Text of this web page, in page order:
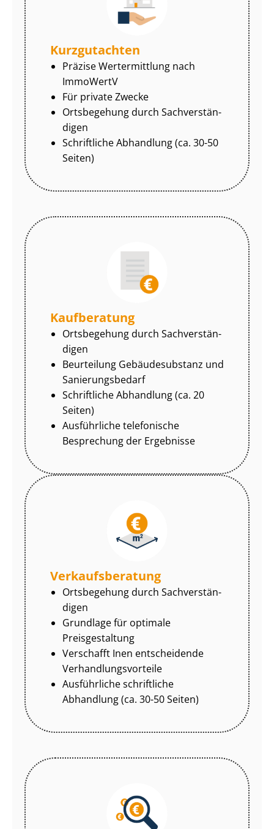
Kurzgutachten
Präzise Wertermittlung nach
ImmoWertV
Für private Zwecke
Ortsbegehung durch Sach­ver­stän­
di­gen
Schriftliche Abhandlung (ca. 30-50
Seiten)
Kaufberatung
Ortsbegehung durch Sach­ver­stän­
di­gen
Beurteilung Gebäudesubstanz und
Sa­nie­rungs­be­darf
Schriftliche Abhandlung (ca. 20
Seiten)
Ausführliche telefonische
Besprechung der Ergebnisse
Ver­kaufs­be­ra­tung
Ortsbegehung durch Sach­ver­stän­
di­gen
Grundlage für optimale
Preisgestaltung
Verschafft Inen entscheidende
Ver­hand­lungs­vor­tei­le
Ausführliche schriftliche
Abhandlung (ca. 30-50 Seiten)